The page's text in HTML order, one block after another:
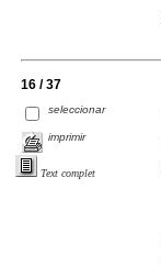
16 / 37
seleccionar
imprimir
Text complet